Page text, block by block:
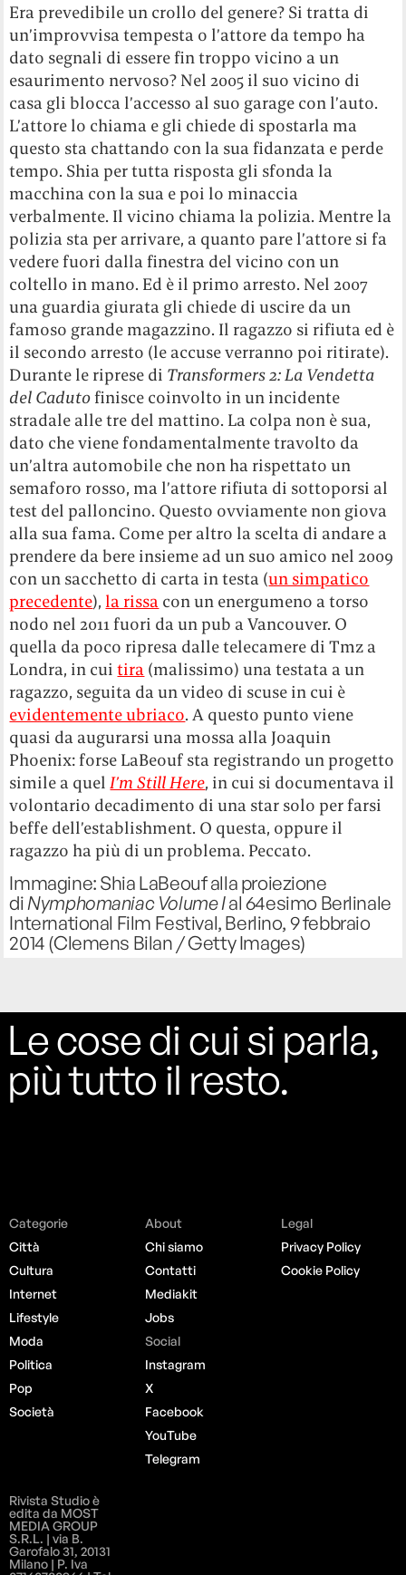
Era prevedibile un crollo del genere? Si tratta di
un’improvvisa tempesta o l’attore da tempo ha
dato segnali di essere fin troppo vicino a un
esaurimento nervoso? Nel 2005 il suo vicino di
casa gli blocca l’accesso al suo garage con l’auto.
L’attore lo chiama e gli chiede di spostarla ma
questo sta chattando con la sua fidanzata e perde
tempo. Shia per tutta risposta gli sfonda la
macchina con la sua e poi lo minaccia
verbalmente. Il vicino chiama la polizia. Mentre la
polizia sta per arrivare, a quanto pare l’attore si fa
vedere fuori dalla finestra del vicino con un
coltello in mano. Ed è il primo arresto. Nel 2007
una guardia giurata gli chiede di uscire da un
famoso grande magazzino. Il ragazzo si rifiuta ed è
il secondo arresto (le accuse verranno poi ritirate).
Durante le riprese di Transformers 2: La Vendetta
del Cadutofinisce coinvolto in un incidente
stradale alle tre del mattino. La colpa non è sua,
dato che viene fondamentalmente travolto da
un’altra automobile che non ha rispettato un
semaforo rosso, ma l’attore rifiuta di sottoporsi al
test del palloncino. Questo ovviamente non giova
alla sua fama. Come per altro la scelta di andare a
prendere da bere insieme ad un suo amico nel 2009
con un sacchetto di carta in testa (un simpatico
precedente), la rissa con un energumeno a torso
nodo nel 2011 fuori da un pub a Vancouver. O
quella da poco ripresa dalle telecamere di Tmz a
Londra, in cuitira (malissimo) una testata a un
ragazzo, seguita da un video di scuse in cui è
evidentemente ubriaco. A questo punto viene
quasi da augurarsi una mossa alla Joaquin
Phoenix: forse LaBeouf sta registrando un progetto
simile a quelI’m Still Here, in cui si documentava il
volontario decadimento di una star solo per farsi
beffe dell’establishment. O questa, oppure il
ragazzo ha più di un problema. Peccato.
Immagine: Shia LaBeouf alla proiezione
diNymphomaniac Volume Ial 64esimo Berlinale
International Film Festival, Berlino, 9 febbraio
2014 (Clemens Bilan / Getty Images)
Le cose di cui si parla,
più tutto il resto.
Categorie
Città
Cultura
Internet
Lifestyle
Moda
Politica
Pop
Società
About
Chi siamo
Contatti
Mediakit
Jobs
Social
Instagram
X
Facebook
YouTube
Telegram
Legal
Privacy Policy
Cookie Policy
Rivista Studio è
edita da MOST
MEDIA GROUP
S.R.L. | via B.
Garofalo 31, 20131
Milano | P. Iva